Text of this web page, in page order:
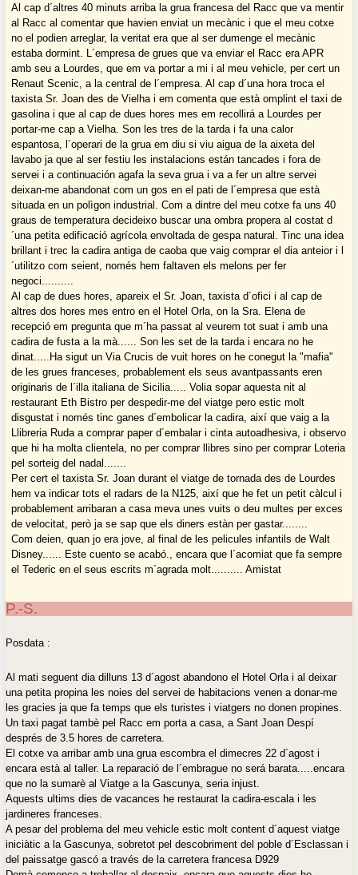
Al cap d´altres 40 minuts arriba la grua francesa del Racc que va mentir
al Racc al comentar que havien enviat un mecànic i que el meu cotxe
no el podien arreglar, la veritat era que al ser dumenge el mecànic
estaba dormint. L´empresa de grues que va enviar el Racc era APR
amb seu a Lourdes, que em va portar a mi i al meu vehicle, per cert un
Renaut Scenic, a la central de l´empresa. Al cap d´una hora troca el
taxista Sr. Joan des de Vielha i em comenta que està omplint el taxi de
gasolina i que al cap de dues hores mes em recollirá a Lourdes per
portar-me cap a Vielha. Son les tres de la tarda i fa una calor
espantosa, l´operari de la grua em diu si viu aigua de la aixeta del
lavabo ja que al ser festiu les instalacions están tancades i fora de
servei i a continuación agafa la seva grua i va a fer un altre servei
deixan-me abandonat com un gos en el pati de l´empresa que està
situada en un polìgon industrial. Com a dintre del meu cotxe fa uns 40
graus de temperatura decideixo buscar una ombra propera al costat d
´una petita edificació agrícola envoltada de gespa natural. Tinc una idea
brillant i trec la cadira antiga de caoba que vaig comprar el dia anteior i l
´utilitzo com seient, només hem faltaven els melons per fer
negoci..........
Al cap de dues hores, apareix el Sr. Joan, taxista d´ofici i al cap de
altres dos hores mes entro en el Hotel Orla, on la Sra. Elena de
recepció em pregunta que m´ha passat al veurem tot suat i amb una
cadira de fusta a la mà...... Son les set de la tarda i encara no he
dinat.....Ha sigut un Via Crucis de vuit hores on he conegut la "mafia"
de les grues franceses, probablement els seus avantpassants eren
originaris de l´illa italiana de Sicilia..... Volia sopar aquesta nit al
restaurant Eth Bistro per despedir-me del viatge pero estic molt
disgustat i només tinc ganes d´embolicar la cadira, així que vaig a la
Llibreria Ruda a comprar paper d´embalar i cinta autoadhesiva, i observo
que hi ha molta clientela, no per comprar llibres sino per comprar Loteria
pel sorteig del nadal.......
Per cert el taxista Sr. Joan durant el viatge de tornada des de Lourdes
hem va indicar tots el radars de la N125, així que he fet un petit càlcul i
probablement arribaran a casa meva unes vuits o deu multes per exces
de velocitat, però ja se sap que els diners estàn per gastar........
Com deien, quan jo era jove, al final de les pelicules infantils de Walt
Disney...... Este cuento se acabó., encara que l´acomiat que fa sempre
el Tederic en el seus escrits m´agrada molt.......... Amistat
P.-S.
Posdata :
Al mati seguent dia dilluns 13 d´agost abandono el Hotel Orla i al deixar
una petita propina les noies del servei de habitacions venen a donar-me
les gracies ja que fa temps que els turistes i viatgers no donen propines.
Un taxi pagat tambè pel Racc em porta a casa, a Sant Joan Despí
després de 3.5 hores de carretera.
El cotxe va arribar amb una grua escombra el dimecres 22 d´agost i
encara està al taller. La reparació de l´embrague no será barata.....encara
que no la sumarè al Viatge a la Gascunya, seria injust.
Aquests ultims dies de vacances he restaurat la cadira-escala i les
jardineres franceses.
A pesar del problema del meu vehicle estic molt content d´aquest viatge
iniciàtic a la Gascunya, sobretot pel descobriment del poble d´Esclassan i
del paissatge gascó a través de la carretera francesa D929